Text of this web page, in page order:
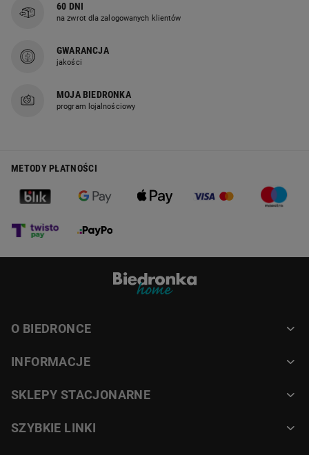
60 DNI
na zwrot dla zalogowanych klientów
GWARANCJA
jakości
MOJA BIEDRONKA
program lojalnościowy
METODY PŁATNOŚCI
O BIEDRONCE
INFORMACJE
SKLEPY STACJONARNE
SZYBKIE LINKI